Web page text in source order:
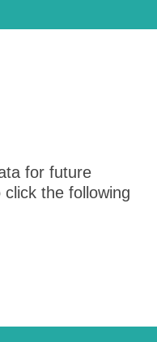
for future
the following